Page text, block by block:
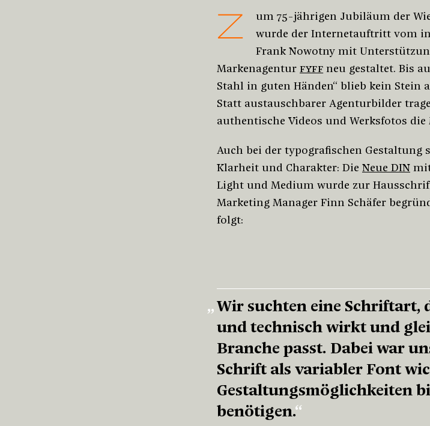
Z
um 75-jährigen Jubiläum der
wurde der Internetauftritt vom
Frank Nowotny mit
Markenagentur FYFF neu gestaltet. Bis
Stahl in guten Händen“ blieb kein Stein
Statt austauschbarer Agenturbilder
authentische Videos und Werksfotos die
Auch bei der typografischen Gestaltung
Klarheit und Charakter: Die Neue DIN
Light und Medium wurde zur
Marketing Manager Finn Schäfer
folgt:
Wir suchten eine Schriftart,
und technisch wirkt und
Branche passt. Dabei war
Schrift als variabler Font
Gestaltungsmöglichkeiten
benötigen.